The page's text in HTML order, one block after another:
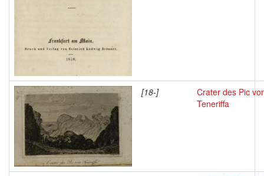
[18-]
Crater des Pic
Teneriffa